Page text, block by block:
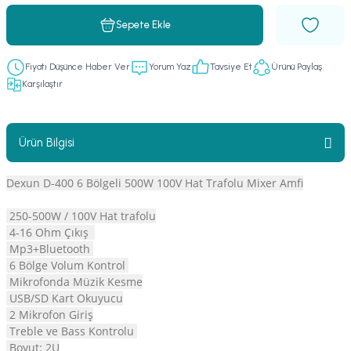
Devre Mebran
Sepete Ekle
Fiyatı Düşünce Haber Ver Yorum Yaz Tavsiye Et
Ürünü Paylaş
Karşılaştır
Ürün Bilgisi
Dexun D-400 6 Bölgeli 500W 100V Hat Trafolu Mixer Amfi
250-500W / 100V Hat trafolu
4-16 Ohm Çıkış
Mp3+Bluetooth
6 Bölge Volum Kontrol
Mikrofonda Müzik Kesme
USB/SD Kart Okuyucu
2 Mikrofon Giriş
Treble ve Bass Kontrolu
Boyut: 2U